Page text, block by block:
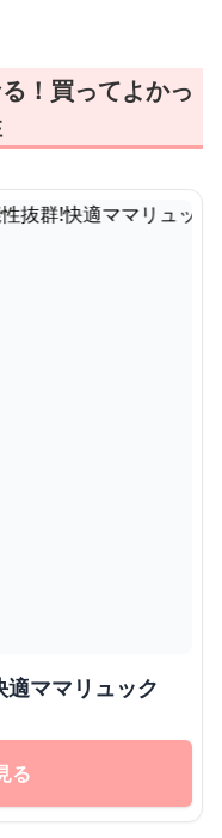
！買ってよかっ
ママリュック
る